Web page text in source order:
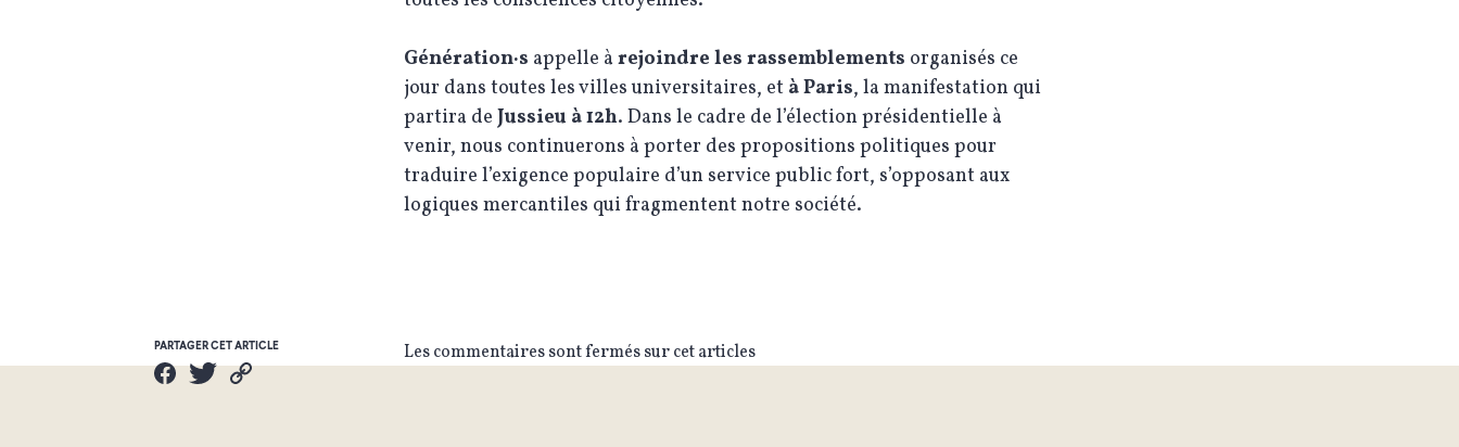
Génération·s appelle à rejoindre les rassemblements organisés ce
jour dans toutes les villes universitaires, et à Paris, la manifestation qui
partira de Jussieu à 12h. Dans le cadre de l’élection présidentielle à
venir, nous continuerons à porter des propositions politiques pour
traduire l’exigence populaire d’un service public fort, s’opposant aux
logiques mercantiles qui fragmentent notre société.
PARTAGER CET ARTICLE Les commentaires sont fermés sur cet articles